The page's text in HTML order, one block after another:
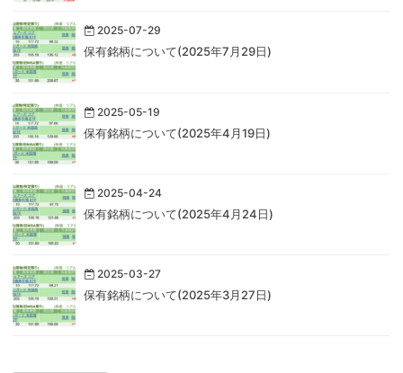
2025-07-29
保有銘柄について(2025年7月29日)
2025-05-19
保有銘柄について(2025年4月19日)
2025-04-24
保有銘柄について(2025年4月24日)
2025-03-27
保有銘柄について(2025年3月27日)